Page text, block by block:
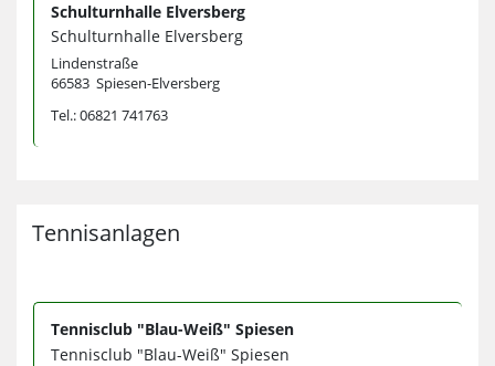
Schulturnhalle Elversberg
Schulturnhalle Elversberg
Lindenstraße
66583 Spiesen-Elversberg
Tel.: 06821 741763
Tennisanlagen
Tennisclub "Blau-Weiß" Spiesen
Tennisclub "Blau-Weiß" Spiesen